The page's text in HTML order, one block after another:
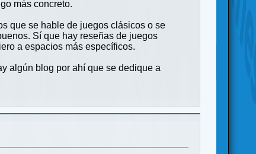
más concreto.
que se hable de juegos clásicos o se
Sí que hay reseñas de juegos
a espacios más específicos.
algún blog por ahí que se dedique a